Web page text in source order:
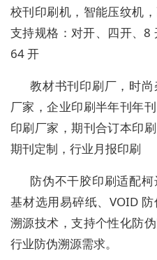
校刊印刷机，智能压纹机
支持规格：对开、四开、8
64 开
教材书刊印刷厂，时
厂家，企业印刷半年刊年
印刷厂家，期刊合订本印
期刊定制，行业月报印刷
防伪不干胶印刷适配
基材选用易碎纸、VOID
溯源技术，支持个性化防
行业防伪溯源需求。